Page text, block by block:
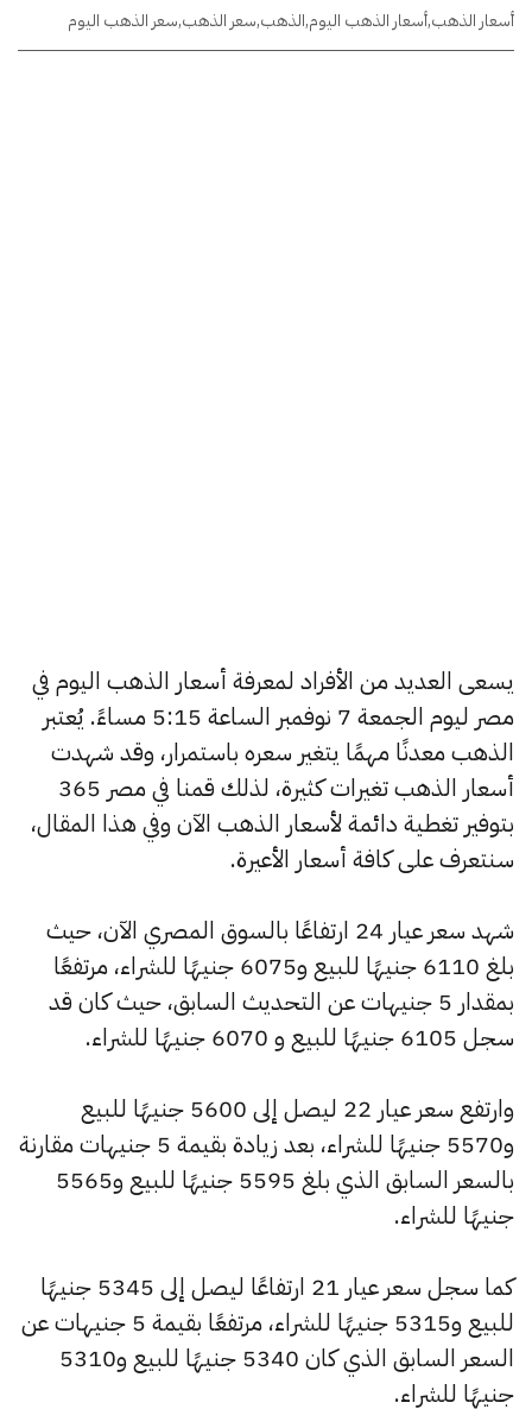
أسعار الذهب,أسعار الذهب اليوم,الذهب,سعر الذهب,سعر الذهب اليوم
يسعى العديد من الأفراد لمعرفة أسعار الذهب اليوم في
مصر ليوم الجمعة 7 نوفمبر الساعة 5:15 مساءً. يُعتبر
الذهب معدنًا مهمًا يتغير سعره باستمرار، وقد شهدت
أسعار الذهب تغيرات كثيرة، لذلك قمنا في مصر 365
بتوفير تغطية دائمة لأسعار الذهب الآن وفي هذا المقال،
سنتعرف على كافة أسعار الأعيرة.
شهد سعر عيار 24 ارتفاعًا بالسوق المصري الآن، حيث
بلغ 6110 جنيهًا للبيع و6075 جنيهًا للشراء، مرتفعًا
بمقدار 5 جنيهات عن التحديث السابق، حيث كان قد
سجل 6105 جنيهًا للبيع و 6070 جنيهًا للشراء.
وارتفع سعر عيار 22 ليصل إلى 5600 جنيهًا للبيع
و5570 جنيهًا للشراء، بعد زيادة بقيمة 5 جنيهات مقارنة
بالسعر السابق الذي بلغ 5595 جنيهًا للبيع و5565
جنيهًا للشراء.
كما سجل سعر عيار 21 ارتفاعًا ليصل إلى 5345 جنيهًا
للبيع و5315 جنيهًا للشراء، مرتفعًا بقيمة 5 جنيهات عن
السعر السابق الذي كان 5340 جنيهًا للبيع و5310
جنيهًا للشراء.